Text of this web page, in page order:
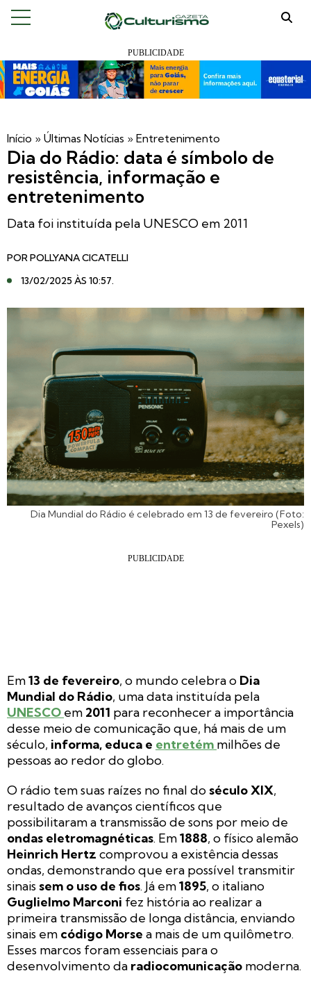
Início » Últimas Notícias » Entretenimento
Dia do Rádio: data é símbolo de
resistência, informação e
entretenimento
Data foi instituída pela UNESCO em 2011
PORPOLLYANA CICATELLI
13/02/2025 ÀS 10:57.
Dia Mundial do Rádio é celebrado em 13 de fevereiro (Foto:
Pexels)
Em13 de fevereiro, o mundo celebra o Dia
Mundial do Rádio, uma data instituída pela
UNESCO em 2011 para reconhecer a importância
desse meio de comunicação que, há mais de um
século, informa, educa e entretém milhões de
pessoas ao redor do globo.
O rádio tem suas raízes no final doséculo XIX,
resultado de avanços científicos que
possibilitaram a transmissão de sons por meio de
ondas eletromagnéticas. Em1888, o físico alemão
Heinrich Hertz comprovou a existência dessas
ondas, demonstrando que era possível transmitir
sinaissem o uso de fios. Já em1895, o italiano
Guglielmo Marconi fez história ao realizar a
primeira transmissão de longa distância, enviando
sinais em código Morse a mais de um quilômetro.
Esses marcos foram essenciais para o
desenvolvimento da radiocomunicação moderna.